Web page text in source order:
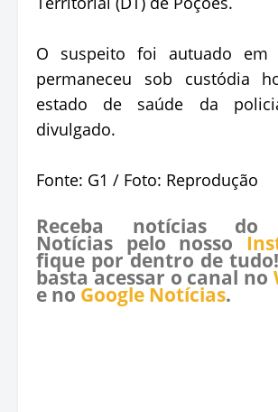
O suspeito foi autuado em
permaneceu sob custódia
estado de saúde da
divulgado.
Fonte: G1 / Foto: Reprodução
Receba notícias do
Notícias pelo nosso
fique por dentro de
basta acessar o canal no
e no Google Notícias.